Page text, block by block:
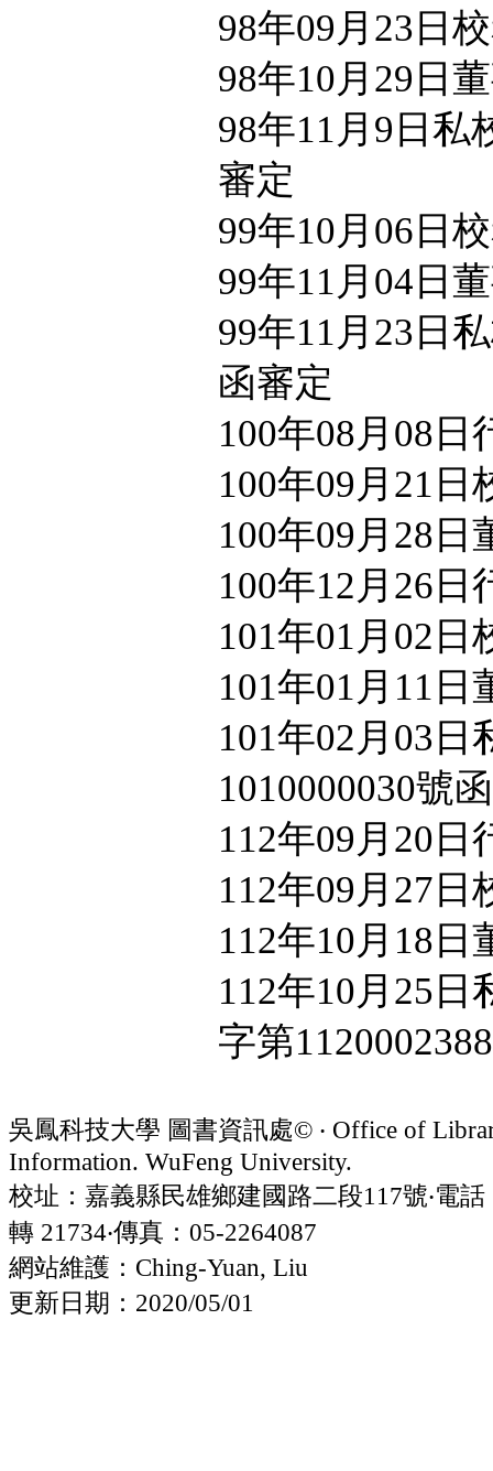
98年09月23日
98年10月29日
98年11月9日私
審定
99年10月06日
99年11月04日
99年11月23日
函審定
100年08月08日
100年09月21日
100年09月28日
100年12月26日
101年01月02日
101年01月11日
101年02月03
1010000030號
112年09月20日
112年09月27日
112年10月18日
112年10月25
字第
吳鳳科技大學 圖書資訊處© ‧ Office of
Information. WuFeng University.
校址：嘉義縣民雄鄉建國路二段117號‧電話
轉 21734‧傳真：05-2264087
網站維護：Ching-Yuan, Liu
更新日期：2020/05/01